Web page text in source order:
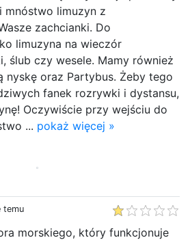
mnóstwo limuzyn z
zachcianki. Do
limuzyna na wieczór
ślub czy wesele. Mamy również
nyskę oraz Partybus. Żeby tego
fanek rozrywki i dystansu,
Oczywiście przy wejściu do
... pokaż więcej »
temu
morskiego, który funkcjonuje